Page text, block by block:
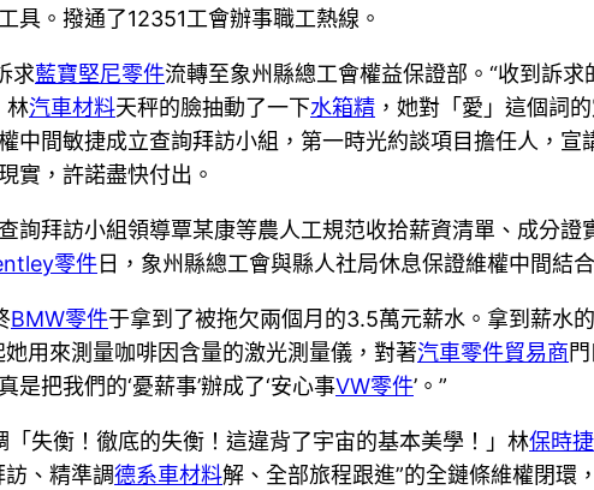
具。撥通了12351工會辦事職工熱線。
求藍寶堅尼零件流轉至象州縣總工會權益保證部。“收到訴
林汽車材料天秤的臉抽動了一下水箱精 ，她對「愛」這個詞
中間敏捷成立查詢拜訪小組，第一時光約談項目擔任人，
實，許諾盡快付出。
詢拜訪小組領導覃某康等農人工規范收拾薪資清單、成分證
零件日，象州縣總工會與縣人社局休息保證維權中間結
BMW零件于拿到了被拖欠兩個月的3.5萬元薪水。拿到薪水
她用來測量咖啡因含量的激光測量儀，對著汽車零件貿易商
把我們的‘憂薪事’辦成了‘安心事VW零件’。”
失衡！徹底的失衡！這違背了宇宙的基本美學！」林保時
、精準調德系車材料解、全部旅程跟進”的全鏈條維權閉環